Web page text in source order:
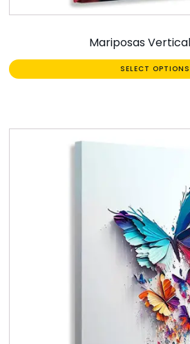
Mariposas
SELECT OPTIONS